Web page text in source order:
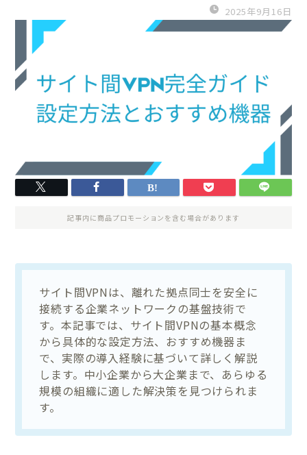
2025年9月16日
記事内に商品プロモーションを含む場合があります
サイト間VPNは、離れた拠点同士を安全に
接続する企業ネットワークの基盤技術で
す。本記事では、サイト間VPNの基本概念
から具体的な設定方法、おすすめ機器ま
で、実際の導入経験に基づいて詳しく解説
します。中小企業から大企業まで、あらゆる
規模の組織に適した解決策を見つけられま
す。